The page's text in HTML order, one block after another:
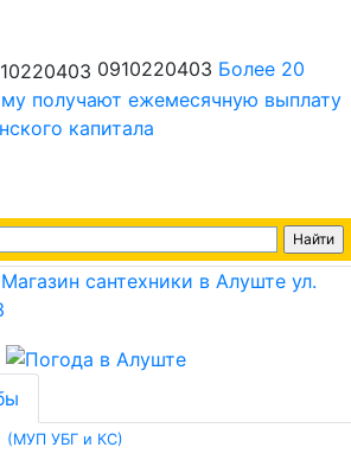
0910220403 Более 20
получают ежемесячную выплату
капитала
(МУП УБГ и КС)